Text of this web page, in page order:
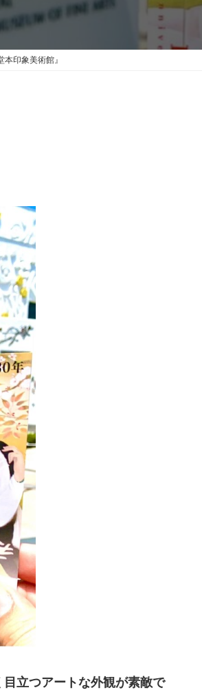
本印象美術館』
立つアートな外観が素敵で